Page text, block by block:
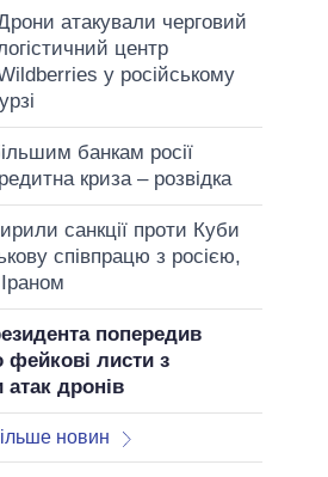
атакували черговий
центр
у російському
банкам росії
криза – розвідка
санкції проти Куби
співпрацю з росією,
попередив
фейкові листи з
атак дронів
новин